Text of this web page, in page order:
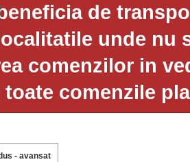
de
unde nu
comenzilor in
comenzile
- avansat